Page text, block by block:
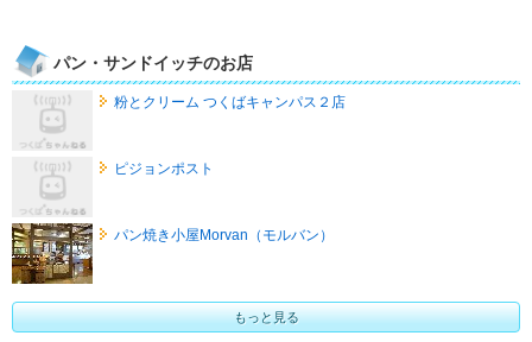
パン・サンドイッチのお店
粉とクリーム つくばキャンパス２店
ピジョンポスト
パン焼き小屋Morvan（モルバン）
もっと見る